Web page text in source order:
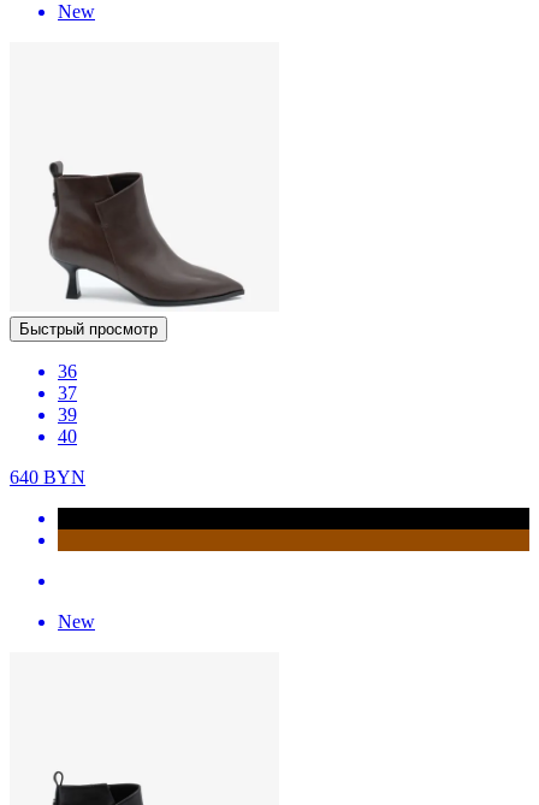
New
Быстрый просмотр
36
37
39
40
640 BYN
New